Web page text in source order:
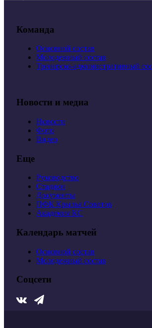
Команда
Основной состав
Молодежный состав
Тренерско-административный
Новости и медиа
Новости
Фото
Видео
Еще
Руководство
Стадион
Документы
ПФК Крылья Советов
Академия КС
Календарь матчей
Основной состав
Молодежный состав
Соцсети